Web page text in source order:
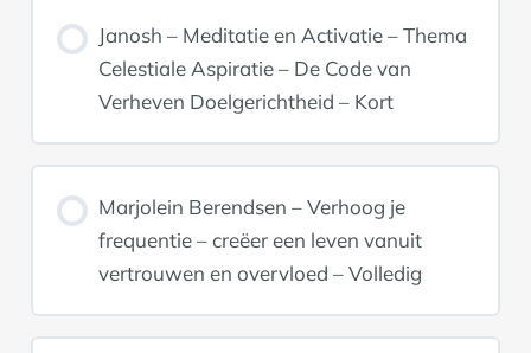
Janosh – Meditatie en Activatie – Thema
Celestiale Aspiratie – De Code van
Verheven Doelgerichtheid – Kort
Marjolein Berendsen – Verhoog je
frequentie – creëer een leven vanuit
vertrouwen en overvloed – Volledig